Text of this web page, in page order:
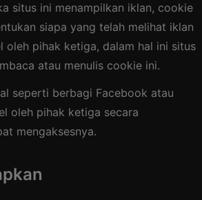
situs ini menampilkan iklan, cookie
siapa yang telah melihat iklan
oleh pihak ketiga, dalam hal ini situs
atau menulis cookie ini.
seperti berbagi Facebook atau
oleh pihak ketiga secara
mengaksesnya.